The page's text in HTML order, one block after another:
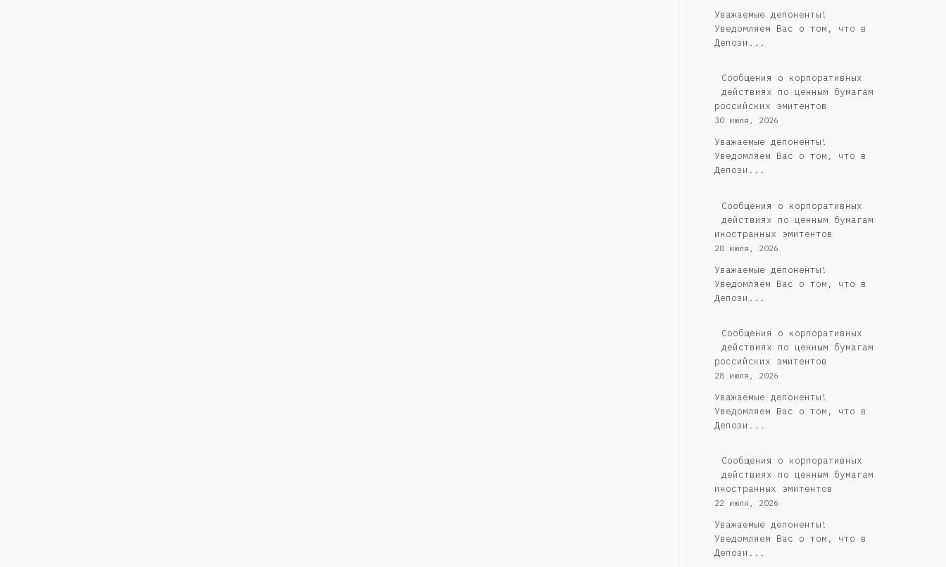
Уважаемые депоненты!
Уведомляем Вас о том, что в
Депози...
Cообщения о корпоративных
действиях по ценным бумагам
российских эмитентов
30 июля, 2026
Уважаемые депоненты!
Уведомляем Вас о том, что в
Депози...
Сообщения о корпоративных
действиях по ценным бумагам
иностранных эмитентов
28 июля, 2026
Уважаемые депоненты!
Уведомляем Вас о том, что в
Депози...
Cообщения о корпоративных
действиях по ценным бумагам
российских эмитентов
28 июля, 2026
Уважаемые депоненты!
Уведомляем Вас о том, что в
Депози...
Сообщения о корпоративных
действиях по ценным бумагам
иностранных эмитентов
22 июля, 2026
Уважаемые депоненты!
Уведомляем Вас о том, что в
Депози...